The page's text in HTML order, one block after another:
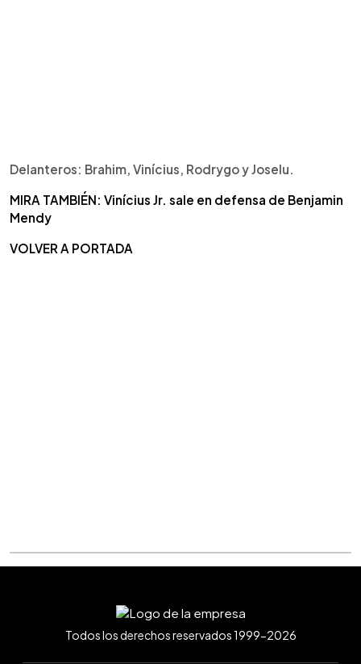
Delanteros: Brahim, Vinícius, Rodrygo y Joselu.
MIRA TAMBIÉN: Vinícius Jr. sale en defensa de Benjamin
Mendy
VOLVER A PORTADA
Todos los derechos reservados 1999-2026